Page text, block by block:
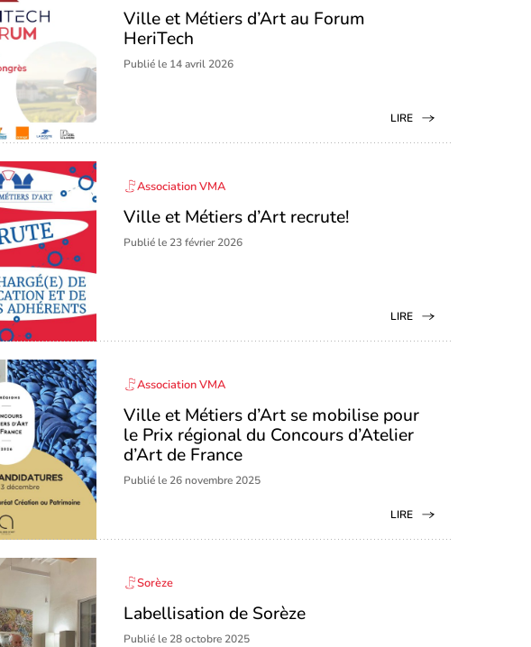
Ville et Métiers d’Art au Forum
HeriTech
Publié le 14 avril 2026
LIRE
Association VMA
Ville et Métiers d’Art recrute!
Publié le 23 février 2026
LIRE
Association VMA
Ville et Métiers d’Art se mobilise pour
le Prix régional du Concours d’Atelier
d’Art de France
Publié le 26 novembre 2025
LIRE
Sorèze
Labellisation de Sorèze
Publié le 28 octobre 2025